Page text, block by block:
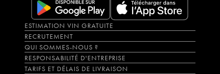
ESTIMATION VIN GRATUITE
RECRUTEMENT
QUI SOMMES-NOUS ?
RESPONSABILITÉ D'ENTREPRISE
TARIFS ET DÉLAIS DE LIVRAISON